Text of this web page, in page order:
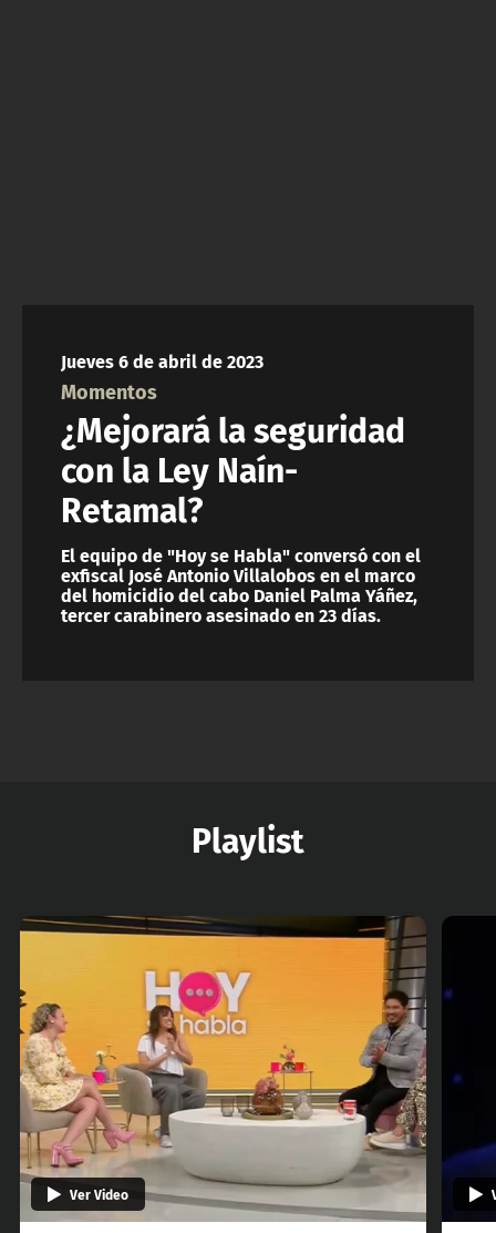
Jueves 6 de abril de 2023
Momentos
¿Mejorará la seguridad
con la Ley Naín-
Retamal?
El equipo de "Hoy se Habla" conversó con el
exfiscal José Antonio Villalobos en el marco
del homicidio del cabo Daniel Palma Yáñez,
tercer carabinero asesinado en 23 días.
Playlist
Ver Video